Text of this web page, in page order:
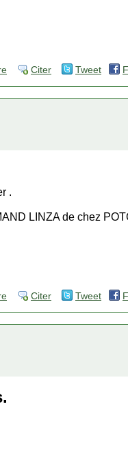
Citer Tweet
.
LINZA de chez
Citer Tweet